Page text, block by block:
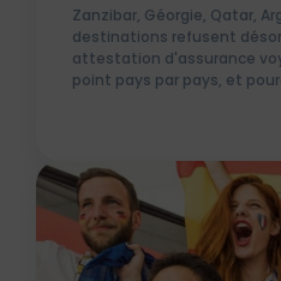
Zanzibar, Géorgie, Qatar,
destinations refusent
attestation d'assurance
point pays par pays, et